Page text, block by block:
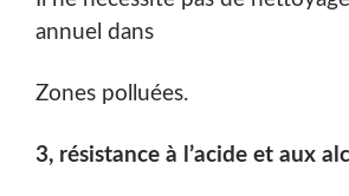
annuel dans
Zones polluées.
3, résistance à l’acide et aux